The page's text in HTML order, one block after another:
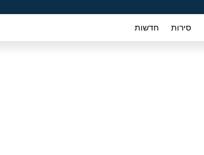
סירות חדשות